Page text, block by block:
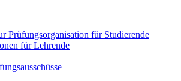
Prüfungsorganisation für Studierende
für Lehrende